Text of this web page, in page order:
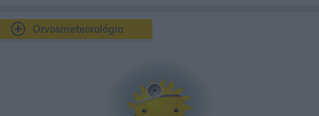
Orvosmeteorológia